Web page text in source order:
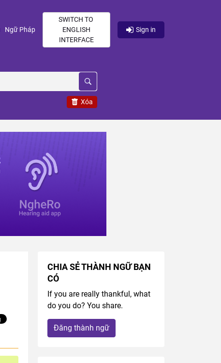
(current)
Ngữ Pháp(current)
SWITCH TO
ENGLISH
INTERFACE
Sign in
Xóa
CHIA SẺ THÀNH NGỮ BẠN
CÓ
If you are really thankful, what
do you do? You share.
Đăng thành ngữ